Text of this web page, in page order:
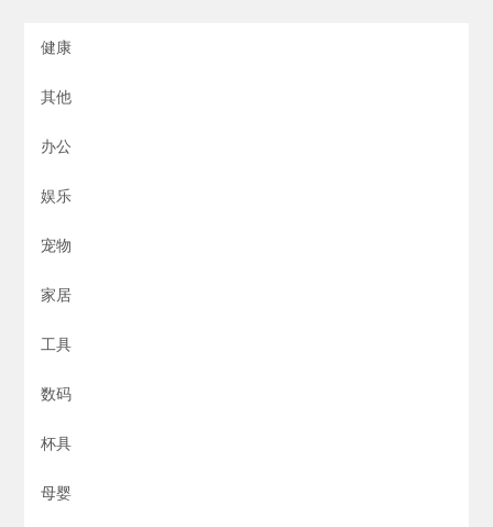
健康
其他
办公
娱乐
宠物
家居
工具
数码
杯具
母婴